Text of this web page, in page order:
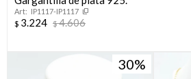
IP1117-IP1117
$ 3.224 $4.606
30